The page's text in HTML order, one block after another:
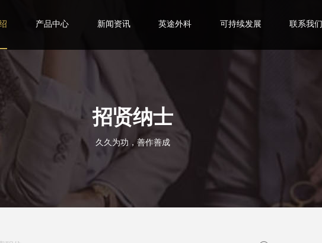
产品中心 新闻资讯 英途外科 可持续发展 联系我们
招贤纳士
久久为功，善作善成